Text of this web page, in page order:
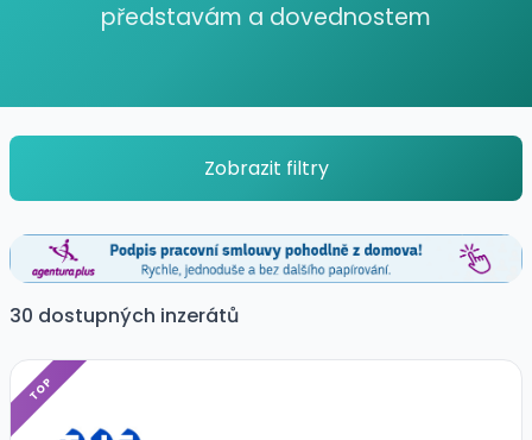
představám a dovednostem
Zobrazit filtry
30 dostupných inzerátů
TOP